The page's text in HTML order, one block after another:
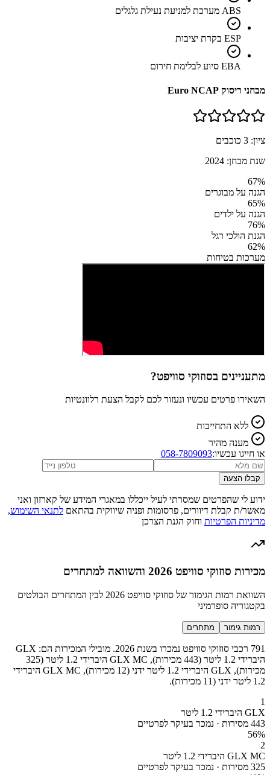
ABS מערכת למניעת נעילת גלגלים
ESP בקרת יציבות
EBA סיוע לבלימת חירום
מבחני ריסוק Euro NCAP
ציון: 3 כוכבים
שנת מבחן: 2024
67%
הגנה על מבוגרים
65%
הגנה על ילדים
76%
הגנת הולכי רגל
62%
מערכות בטיחות
מתעניינים בסוזוקי סוויפט?
השאירו פרטים עכשיו ונעזור לכם לקבל הצעת רלוונטיות
ללא התחייבות
מענה מהיר
או חייגו עכשיו:058-7809093
קבלו הצעה
ידוע לי שהפרטים שמסרתי לעיל ייכללו במאגרי המידע של קארזון ואני
מאשר/ת קבלת דיוורים, פרסומות ופניה שיווקית בהתאם לתנאי השימוש,
מדיניות הפרטיות וחוק הגנת הצרכן
מכירות סוזוקי סוויפט 2026 והשוואה למתחרים
השוואת רמות הגימור של סוזוקי סוויפט 2026 לבין המתחרים הבולטים
בקטגוריה סופרמיני
רמות גימור מתחרים
791 רכבי סוזוקי סוויפט נמכרו בשנת 2026. מובילי המכירות הם: GLX
היברידי 1.2 ליטר (443 מכירות), GLX MC היברידי 1.2 ליטר (325
מכירות), GLX היברידי 1.2 ליטר ידני (12 מכירות), GLX MC היברידי
1.2 ליטר ידני (11 מכירות).
1
GLX היברידי 1.2 ליטר
443 מסירות · נמכר בעיקר לפרטיים
56%
2
GLX MC היברידי 1.2 ליטר
325 מסירות · נמכר בעיקר לפרטיים